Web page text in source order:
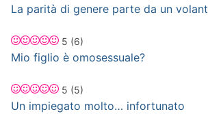
La parità di genere parte da un
5 (6)
Mio figlio è omosessuale?
5 (5)
Un impiegato molto… infortunato